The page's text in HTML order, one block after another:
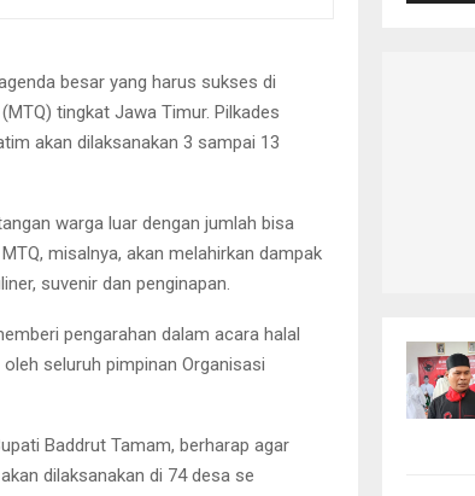
besar yang harus sukses di
tingkat Jawa Timur. Pilkades
akan dilaksanakan 3 sampai 13
warga luar dengan jumlah bisa
misalnya, akan melahirkan dampak
suvenir dan penginapan.
pengarahan dalam acara halal
seluruh pimpinan Organisasi
Baddrut Tamam, berharap agar
dilaksanakan di 74 desa se